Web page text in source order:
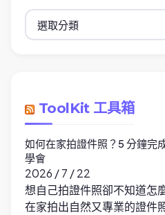
分
類
ToolKit 工具箱
如何在家拍證件照？5 分鐘完
學會
2026 / 7 / 22
想自己拍證件照卻不知道怎
在家拍出自然又專業的證件